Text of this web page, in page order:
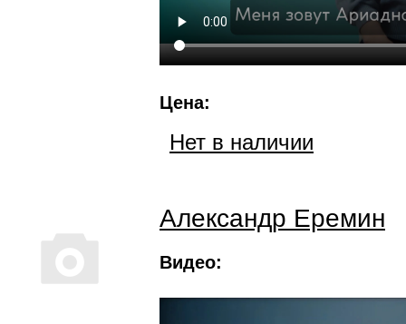
Цена:
Нет в наличии
Александр Еремин
Видео: